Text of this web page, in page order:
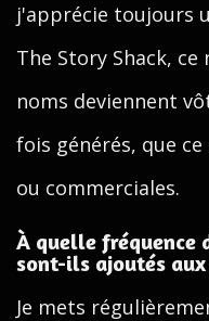
j'apprécie toujours
The Story Shack,
noms deviennent
fois générés, que
ou commerciales.
À quelle fréquence
sont-ils ajoutés
Je mets